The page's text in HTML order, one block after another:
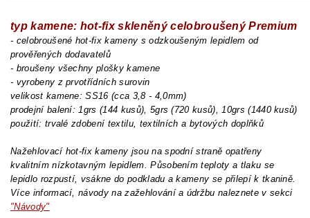
typ kamene: hot-fix skleněný celobroušený Premium
- celobroušené hot-fix kameny s odzkoušeným lepidlem od
prověřených dodavatelů
- broušeny všechny plošky kamene
- vyrobeny z prvotřídních surovin
velikost kamene: SS16 (cca 3,8 - 4,0mm)
prodejní balení: 1grs (144 kusů), 5grs (720 kusů), 10grs (1440 kusů)
použití: trvalé zdobení textilu, textilních a bytových doplňků
Nažehlovací hot-fix kameny jsou na spodní straně opatřeny
kvalitním nízkotavným lepidlem. Působením teploty a tlaku se
lepidlo rozpustí, vsákne do podkladu a kameny se přilepí k tkanině.
Více informací, návody na zažehlování a údržbu naleznete v sekci
"Návody"